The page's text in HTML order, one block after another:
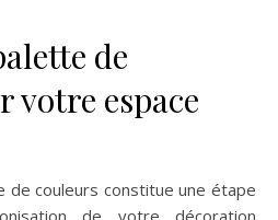
de
votre espace
de couleurs constitue une étape
de votre décoration